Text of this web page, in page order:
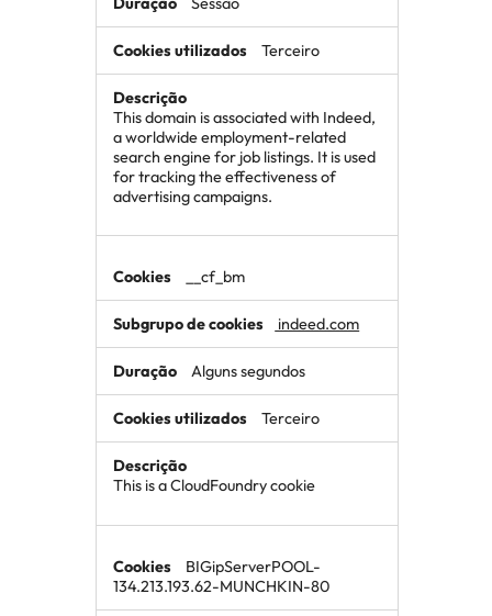
Terceiro
This domain is associated with Indeed,
a worldwide employment-related
search engine for job listings. It is used
for tracking the effectiveness of
advertising campaigns.
__cf_bm
indeed.com
Alguns segundos
Terceiro
This is a CloudFoundry cookie
BIGipServerPOOL-
134.213.193.62-MUNCHKIN-80